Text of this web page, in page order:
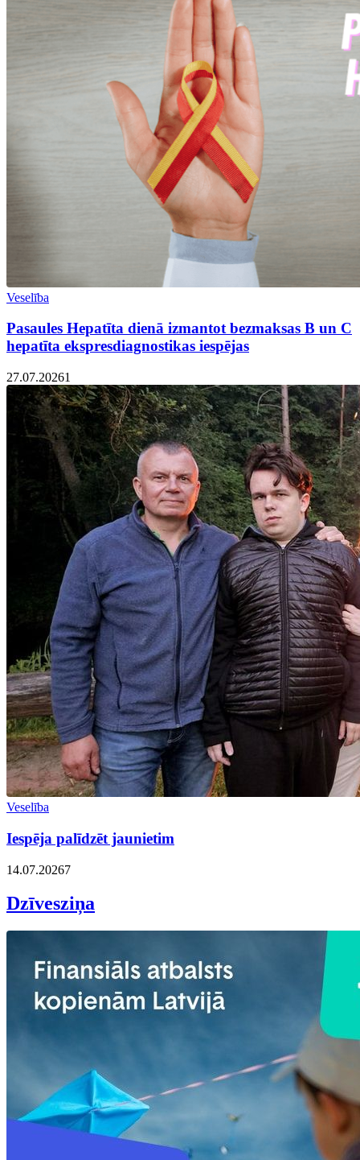
Veselība
Pasaules Hepatīta dienā izmantot bezmaksas B un C
hepatīta ekspresdiagnostikas iespējas
27.07.20261
Veselība
Iespēja palīdzēt jaunietim
14.07.20267
Dzīvesziņa